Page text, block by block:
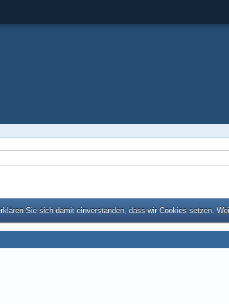
Sie sich damit einverstanden, dass wir Cookies setzen.